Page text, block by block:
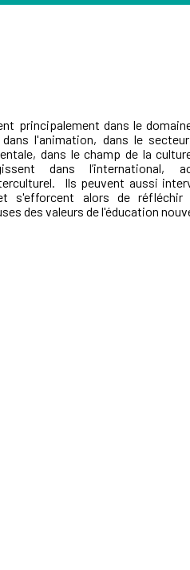
principalement dans le
l'animation, dans le
dans le champ de la
dans l’international,
Ils peuvent aussi
s'efforcent alors de réfléchir
des valeurs de l'éducation